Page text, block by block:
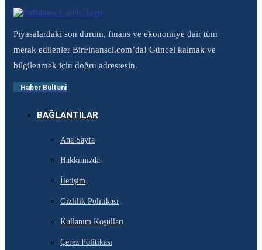
Piyasalardaki son durum, finans ve ekonomiye dair tüm
merak edilenler BirFinansci.com’da! Güncel kalmak ve
bilgilenmek için doğru adrestesin.
Haber Bülteni
BAĞLANTILAR
Ana Sayfa
Hakkımızda
İletişim
Gizlilik Politikası
Kullanım Koşulları
Çerez Politikası